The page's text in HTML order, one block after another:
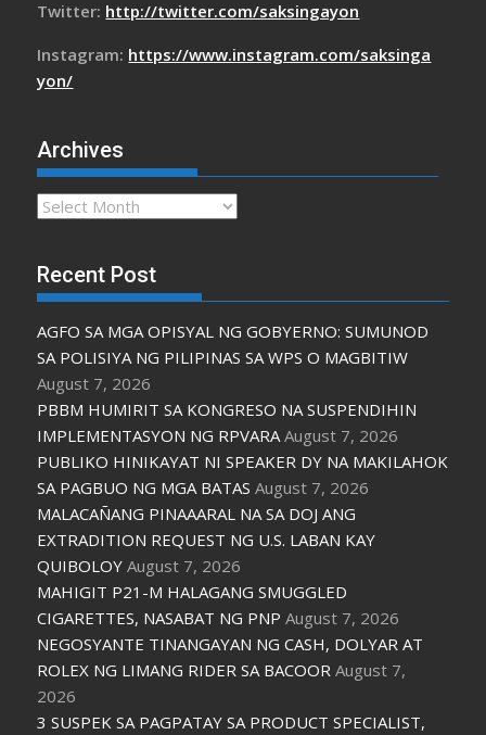
Twitter: http://twitter.com/saksingayon
Instagram: https://www.instagram.com/saksinga
yon/
Archives
Archives
Recent Post
AGFO SA MGA OPISYAL NG GOBYERNO: SUMUNOD
SA POLISIYA NG PILIPINAS SA WPS O MAGBITIW
August 7, 2026
PBBM HUMIRIT SA KONGRESO NA SUSPENDIHIN
IMPLEMENTASYON NG RPVARA August 7, 2026
PUBLIKO HINIKAYAT NI SPEAKER DY NA MAKILAHOK
SA PAGBUO NG MGA BATAS August 7, 2026
MALACAÑANG PINAAARAL NA SA DOJ ANG
EXTRADITION REQUEST NG U.S. LABAN KAY
QUIBOLOY August 7, 2026
MAHIGIT P21-M HALAGANG SMUGGLED
CIGARETTES, NASABAT NG PNP August 7, 2026
NEGOSYANTE TINANGAYAN NG CASH, DOLYAR AT
ROLEX NG LIMANG RIDER SA BACOOR August 7,
2026
3 SUSPEK SA PAGPATAY SA PRODUCT SPECIALIST,